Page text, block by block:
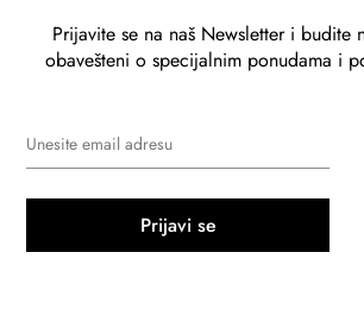
Prijavite se na naš Newsletter i budite
obavešteni o specijalnim ponudama i
Prijavi se